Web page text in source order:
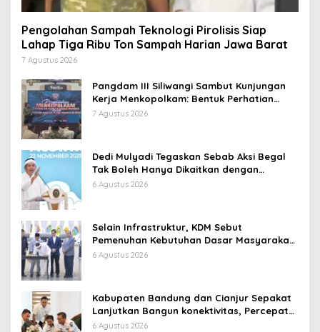
Pengolahan Sampah Teknologi Pirolisis Siap
Lahap Tiga Ribu Ton Sampah Harian Jawa Barat
7 Agustus 2026
Pangdam III Siliwangi Sambut Kunjungan
Kerja Menkopolkam: Bentuk Perhatian
Pemerintah
7 Agustus 2026
Dedi Mulyadi Tegaskan Sebab Aksi Begal
Tak Boleh Hanya Dikaitkan dengan
Ekonomi
6 Agustus 2026
Selain Infrastruktur, KDM Sebut
Pemenuhan Kebutuhan Dasar Masyarakat
Jadi Fokus APBD Jabar 2027
6 Agustus 2026
Kabupaten Bandung dan Cianjur Sepakat
Lanjutkan Bangun konektivitas, Percepat
Pertumbuhan Ekonomi Daerah
6 Agustus 2026